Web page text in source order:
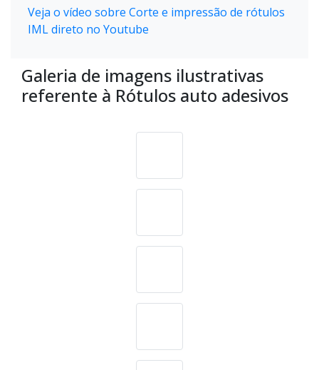
Veja o vídeo sobre Corte e impressão de rótulos
IML direto no Youtube
Galeria de imagens ilustrativas
referente à Rótulos auto adesivos